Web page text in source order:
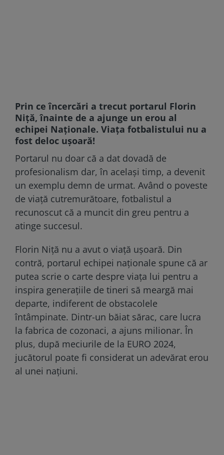
Prin ce încercări a trecut portarul Florin
Niță, înainte de a ajunge un erou al
echipei Naționale. Viața fotbalistului nu a
fost deloc ușoară!
Portarul nu doar că a dat dovadă de
profesionalism dar, în același timp, a devenit
un exemplu demn de urmat. Având o poveste
de viață cutremurătoare, fotbalistul a
recunoscut că a muncit din greu pentru a
atinge succesul.
Florin Niță nu a avut o viață ușoară. Din
contră, portarul echipei naționale spune că ar
putea scrie o carte despre viața lui pentru a
inspira generațiile de tineri să meargă mai
departe, indiferent de obstacolele
întâmpinate. Dintr-un băiat sărac, care lucra
la fabrica de cozonaci, a ajuns milionar. În
plus, după meciurile de la EURO 2024,
jucătorul poate fi considerat un adevărat erou
al unei națiuni.